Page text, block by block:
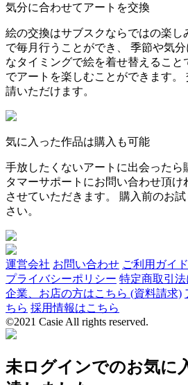
気分に合わせてアートを交換
絵の交換はサブスクならではの楽し
で毎月行うことができ、 季節や気
なタイミングで絵を着せ替えること
でアートを楽しむことができます。
請いただけます。
気に入った作品は購入も可能
手放したくないアートに出会ったら
タマーサポートにお問い合わせ頂け
させていただきます。 購入前のお
さい。
運営会社 お問い合わせ ご利用ガイド
プライバシーポリシー 特定商取引
企業、お店の方はこちら (資料請求)
ちら 採用情報はこちら
©2021 Casie All rights reserved.
未ログインでのお気に